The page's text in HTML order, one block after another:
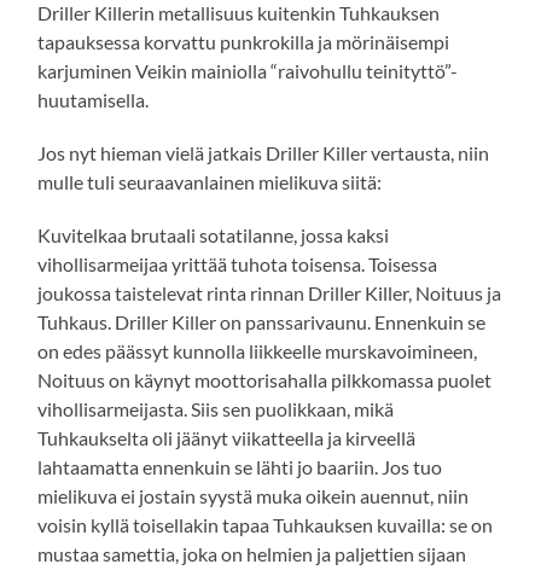
Driller Killerin metallisuus kuitenkin Tuhkauksen
tapauksessa korvattu punkrokilla ja mörinäisempi
karjuminen Veikin mainiolla “raivohullu teinityttö”-
huutamisella.
Jos nyt hieman vielä jatkais Driller Killer vertausta, niin
mulle tuli seuraavanlainen mielikuva siitä:
Kuvitelkaa brutaali sotatilanne, jossa kaksi
vihollisarmeijaa yrittää tuhota toisensa. Toisessa
joukossa taistelevat rinta rinnan Driller Killer, Noituus ja
Tuhkaus. Driller Killer on panssarivaunu. Ennenkuin se
on edes päässyt kunnolla liikkeelle murskavoimineen,
Noituus on käynyt moottorisahalla pilkkomassa puolet
vihollisarmeijasta. Siis sen puolikkaan, mikä
Tuhkaukselta oli jäänyt viikatteella ja kirveellä
lahtaamatta ennenkuin se lähti jo baariin. Jos tuo
mielikuva ei jostain syystä muka oikein auennut, niin
voisin kyllä toisellakin tapaa Tuhkauksen kuvailla: se on
mustaa samettia, joka on helmien ja paljettien sijaan